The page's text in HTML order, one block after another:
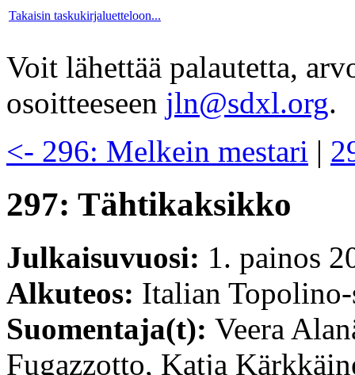
Takaisin taskukirjaluetteloon...
Voit lähettää palautetta,
osoitteeseen jln@sdxl.org.
<- 296: Melkein mestari |
297: Tähtikaksikko
Julkaisuvuosi: 1. painos
Alkuteos: Italian
Suomentaja(t): Veera
Fugazzotto, Katja